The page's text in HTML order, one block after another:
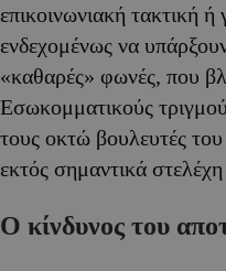
επικοινωνιακή τακτική ή
ενδεχομένως να
«καθαρές» φωνές, που
Εσωκομματικούς
τους οκτώ βουλευτές
εκτός σημαντικά
Ο κίνδυνος του